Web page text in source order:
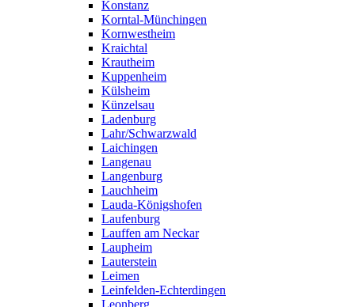
Konstanz
Korntal-Münchingen
Kornwestheim
Kraichtal
Krautheim
Kuppenheim
Külsheim
Künzelsau
Ladenburg
Lahr/Schwarzwald
Laichingen
Langenau
Langenburg
Lauchheim
Lauda-Königshofen
Laufenburg
Lauffen am Neckar
Laupheim
Lauterstein
Leimen
Leinfelden-Echterdingen
Leonberg